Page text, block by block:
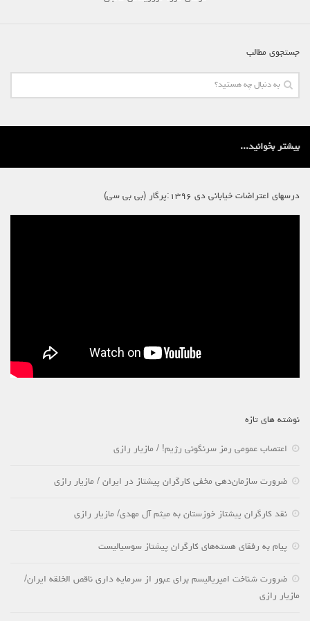
اصول
حزب پیشتاز
انقلاب کارگری
سوسیالیسم
جستجوی مطالب
بیشتر بخوانید...
درسهای اعتراضات خیابانی دی ۱۳۹۶:پرگار (بی بی سی)
نوشته های تازه
اعتصاب عمومی رمز سرنگونی رژیم! / مازیار رازی
ضرورت سازمان‌دهی مخفی کارگران پیشتاز در ایران / مازیار رازی
نقد کارگران پیشتاز خوزستان به میثم آل مهدی/ مازیار رازی
پیام به رفقای هسته‌های کارگران پیشتاز سوسیالیست
ضرورت شناخت امپریالیسم برای عبور از سرمایه داری ناقص الخلقه ایران/
مازیار رازی